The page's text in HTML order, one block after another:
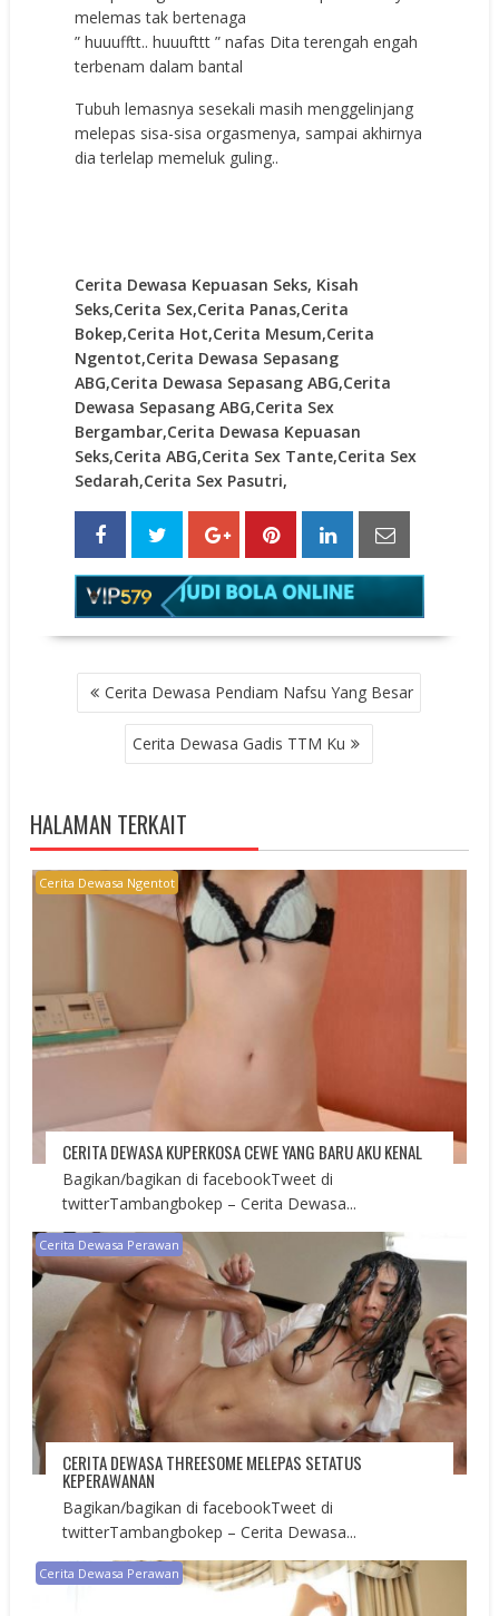
melemas tak bertenaga
” huuufftt.. huuufttt ” nafas Dita terengah engah
terbenam dalam bantal
Tubuh lemasnya sesekali masih menggelinjang
melepas sisa-sisa orgasmenya, sampai akhirnya
dia terlelap memeluk guling..
Cerita Dewasa Kepuasan Seks, Kisah
Seks,Cerita Sex,Cerita Panas,Cerita
Bokep,Cerita Hot,Cerita Mesum,Cerita
Ngentot,Cerita Dewasa Sepasang
ABG,Cerita Dewasa Sepasang ABG,Cerita
Dewasa Sepasang ABG,Cerita Sex
Bergambar,Cerita Dewasa Kepuasan
Seks,Cerita ABG,Cerita Sex Tante,Cerita Sex
Sedarah,Cerita Sex Pasutri,
NAVIGATIONCerita Dewasa Pendiam Nafsu Yang Besar
Cerita Dewasa Gadis TTM Ku
HALAMAN TERKAIT
Cerita Dewasa Ngentot
CERITA DEWASA KUPERKOSA CEWE YANG BARU AKU KENAL
Bagikan/bagikan di facebookTweet di
twitterTambangbokep – Cerita Dewasa...
Cerita Dewasa Perawan
CERITA DEWASA THREESOME MELEPAS SETATUS
KEPERAWANAN
Bagikan/bagikan di facebookTweet di
twitterTambangbokep – Cerita Dewasa...
Cerita Dewasa Perawan